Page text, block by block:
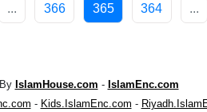
...
364
365
366
...
By IslamHouse.com - IslamEnc.com
- Kids.IslamEnc.com -